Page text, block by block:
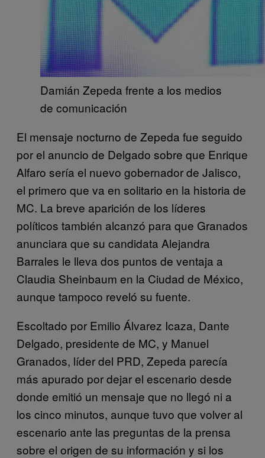
Damián Zepeda frente a los medios
de comunicación
El mensaje nocturno de Zepeda fue seguido
por el anuncio de Delgado sobre que Enrique
Alfaro sería el nuevo gobernador de Jalisco,
el primero que va en solitario en la historia de
MC. La breve aparición de los líderes
políticos también alcanzó para que Granados
anunciara que su candidata Alejandra
Barrales le lleva dos puntos de ventaja a
Claudia Sheinbaum en la Ciudad de México,
aunque tampoco reveló su fuente.
Escoltado por Emilio Álvarez Icaza, Dante
Delgado, presidente de MC, y Manuel
Granados, líder del PRD, Zepeda parecía
más apurado por dejar el escenario desde
donde emitió un mensaje que no llegó ni a
los cinco minutos, aunque tuvo que volver al
escenario ante las preguntas de la prensa
sobre el origen de su información y si los